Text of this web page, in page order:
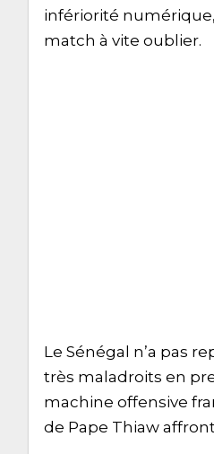
infériorité numérique,
match à vite oublier.
Le Sénégal n’a pas
très maladroits en
machine offensive
de Pape Thiaw